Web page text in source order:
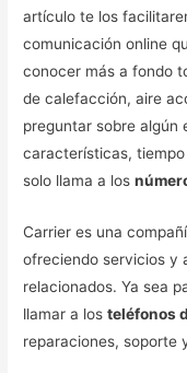
artículo te los
comunicación online
conocer más a fondo
de calefacción, aire
preguntar sobre algún
características,
solo llama a los
Carrier es una
ofreciendo servicios y
relacionados. Ya sea
llamar a losteléfonos
reparaciones, soporte